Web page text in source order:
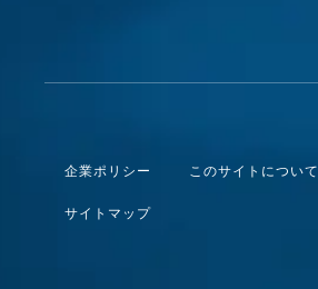
企業ポリシー このサイトについて
サイトマップ